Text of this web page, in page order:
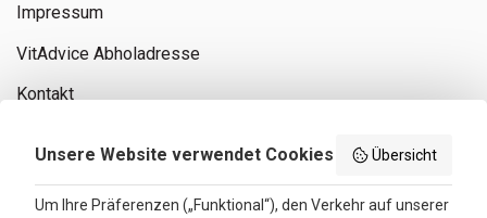
Kontaktieren Sie uns
+ 31 (0)85 13 00 990
Mo - Fr: 09:00 - 16:00
Impressum
VitAdvice Abholadresse
Kontakt
Unsere Website verwendet Cookies Übersicht
Um Ihre Präferenzen („Funktional“), den Verkehr auf unserer